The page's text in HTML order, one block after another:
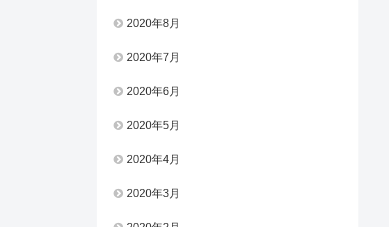
2020年8月
2020年7月
2020年6月
2020年5月
2020年4月
2020年3月